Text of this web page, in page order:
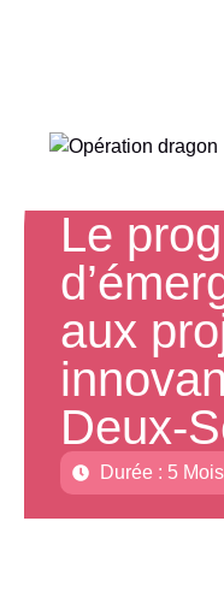
Le
aux
Deux-
Durée : 5 Mois